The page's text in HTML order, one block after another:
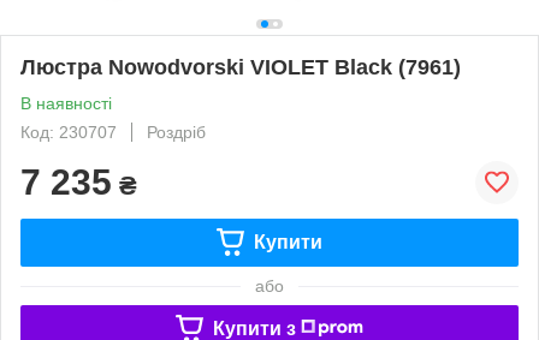
Люстра Nowodvorski VIOLET Black (7961)
В наявності
Код: 230707
Роздріб
7 235 ₴
Купити
або
Купити з